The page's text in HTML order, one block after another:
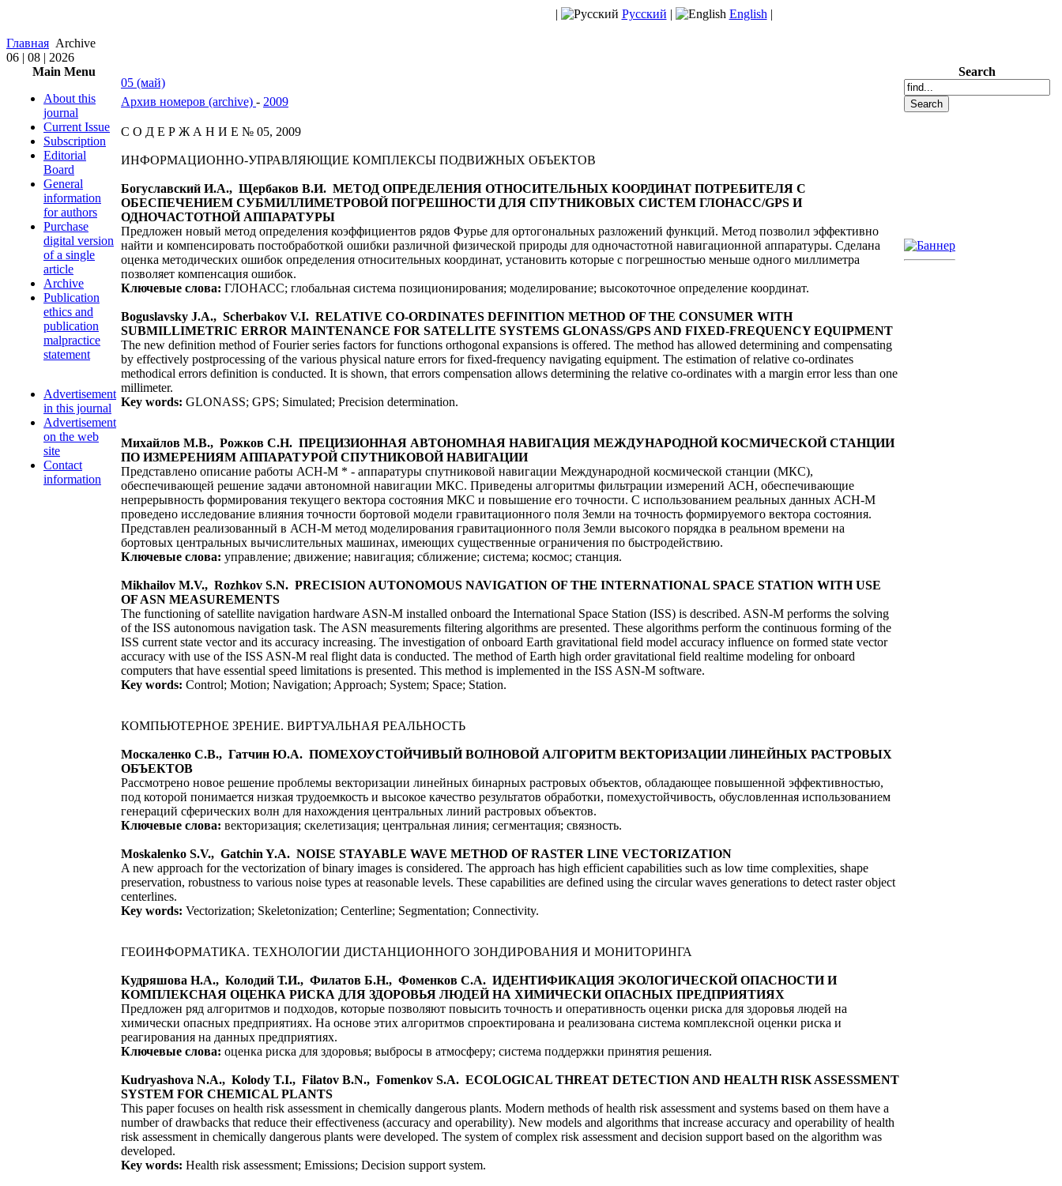
| Русский | English |
Главная Archive
06 | 08 | 2026
Main Menu
About this
journal
Current Issue
Subscription
Editorial
Board
General
information
for authors
Purchase
digital version
of a single
article
Archive
Publication
ethics and
publication
malpractice
statement
Advertisement
in this journal
Advertisement
on the web
site
Contact
information
05 (май)
Архив номеров (archive) - 2009
С О Д Е Р Ж А Н И Е № 05, 2009
ИНФОРМАЦИОННО-УПРАВЛЯЮЩИЕ КОМПЛЕКСЫ ПОДВИЖНЫХ ОБЪЕКТОВ
Богуславский И.А., Щербаков В.И. МЕТОД ОПРЕДЕЛЕНИЯ ОТНОСИТЕЛЬНЫХ КООРДИНАТ ПОТРЕБИТЕЛЯ С
ОБЕСПЕЧЕНИЕМ СУБМИЛЛИМЕТРОВОЙ ПОГРЕШНОСТИ ДЛЯ СПУТНИКОВЫХ СИСТЕМ ГЛОНАСС/GPS И
ОДНОЧАСТОТНОЙ АППАРАТУРЫ
Предложен новый метод определения коэффициентов рядов Фурье для ортогональных разложений функций. Метод позволил эффективно
найти и компенсировать постобработкой ошибки различной физической природы для одночастотной навигационной аппаратуры. Сделана
оценка методических ошибок определения относительных координат, установить которые с погрешностью меньше одного миллиметра
позволяет компенсация ошибок.
Ключевые слова: ГЛОНАСС; глобальная система позиционирования; моделирование; высокоточное определение координат.
Boguslavsky J.A., Scherbakov V.I. RELATIVE CO-ORDINATES DEFINITION METHOD OF THE CONSUMER WITH
SUBMILLIMETRIC ERROR MAINTENANCE FOR SATELLITE SYSTEMS GLONASS/GPS AND FIXED-FREQUENCY EQUIPMENT
The new definition method of Fourier series factors for functions orthogonal expansions is offered. The method has allowed determining and compensating
by effectively postprocessing of the various physical nature errors for fixed-frequency navigating equipment. The estimation of relative co-ordinates
methodical errors definition is conducted. It is shown, that errors compensation allows determining the relative co-ordinates with a margin error less than one
millimeter.
Key words: GLONASS; GPS; Simulated; Precision determination.
Михайлов М.В., Рожков С.Н. ПРЕЦИЗИОННАЯ АВТОНОМНАЯ НАВИГАЦИЯ МЕЖДУНАРОДНОЙ КОСМИЧЕСКОЙ СТАНЦИИ
ПО ИЗМЕРЕНИЯМ АППАРАТУРОЙ СПУТНИКОВОЙ НАВИГАЦИИ
Представлено описание работы АСН-М * - аппаратуры спутниковой навигации Международной космической станции (МКС),
обеспечивающей решение задачи автономной навигации МКС. Приведены алгоритмы фильтрации измерений АСН, обеспечивающие
непрерывность формирования текущего вектора состояния МКС и повышение его точности. С использованием реальных данных АСН-М
проведено исследование влияния точности бортовой модели гравитационного поля Земли на точность формируемого вектора состояния.
Представлен реализованный в АСН-М метод моделирования гравитационного поля Земли высокого порядка в реальном времени на
бортовых центральных вычислительных машинах, имеющих существенные ограничения по быстродействию.
Ключевые слова: управление; движение; навигация; сближение; система; космос; станция.
Mikhailov M.V., Rozhkov S.N. PRECISION AUTONOMOUS NAVIGATION OF THE INTERNATIONAL SPACE STATION WITH USE
OF ASN MEASUREMENTS
The functioning of satellite navigation hardware ASN-M installed onboard the International Space Station (ISS) is described. ASN-M performs the solving
of the ISS autonomous navigation task. The ASN measurements filtering algorithms are presented. These algorithms perform the continuous forming of the
ISS current state vector and its accuracy increasing. The investigation of onboard Earth gravitational field model accuracy influence on formed state vector
accuracy with use of the ISS ASN-M real flight data is conducted. The method of Earth high order gravitational field realtime modeling for onboard
computers that have essential speed limitations is presented. This method is implemented in the ISS ASN-M software.
Key words: Сontrol; Motion; Navigation; Approach; System; Space; Station.
КОМПЬЮТЕРНОЕ ЗРЕНИЕ. ВИРТУАЛЬНАЯ РЕАЛЬНОСТЬ
Москаленко C.В., Гатчин Ю.А. ПОМЕХОУСТОЙЧИВЫЙ ВОЛНОВОЙ АЛГОРИТМ ВЕКТОРИЗАЦИИ ЛИНЕЙНЫХ РАСТРОВЫХ
ОБЪЕКТОВ
Рассмотрено новое решение проблемы векторизации линейных бинарных растровых объектов, обладающее повышенной эффективностью,
под которой понимается низкая трудоемкость и высокое качество результатов обработки, помехустойчивость, обусловленная использованием
генераций сферических волн для нахождения центральных линий растровых объектов.
Ключевые слова: векторизация; скелетизация; центральная линия; сегментация; связность.
Moskalenko S.V., Gatchin Y.A. NOISE STAYABLE WAVE METHOD OF RASTER LINE VECTORIZATION
A new approach for the vectorization of binary images is considered. The approach has high efficient capabilities such as low time complexities, shape
preservation, robustness to various noise types at reasonable levels. These capabilities are defined using the circular waves generations to detect raster object
centerlines.
Key words: Vectorization; Skeletonization; Centerline; Segmentation; Connectivity.
ГЕОИНФОРМАТИКА. ТЕХНОЛОГИИ ДИСТАНЦИОННОГО ЗОНДИРОВАНИЯ И МОНИТОРИНГА
Кудряшова Н.А., Колодий Т.И., Филатов Б.Н., Фоменков С.А. ИДЕНТИФИКАЦИЯ ЭКОЛОГИЧЕСКОЙ ОПАСНОСТИ И
КОМПЛЕКСНАЯ ОЦЕНКА РИСКА ДЛЯ ЗДОРОВЬЯ ЛЮДЕЙ НА ХИМИЧЕСКИ ОПАСНЫХ ПРЕДПРИЯТИЯХ
Предложен ряд алгоритмов и подходов, которые позволяют повысить точность и оперативность оценки риска для здоровья людей на
химически опасных предприятиях. На основе этих алгоритмов спроектирована и реализована система комплексной оценки риска и
реагирования на данных предприятиях.
Ключевые слова: оценка риска для здоровья; выбросы в атмосферу; система поддержки принятия решения.
Kudryashova N.A., Kolody T.I., Filatov B.N., Fomenkov S.A. ECOLOGICAL THREAT DETECTION AND HEALTH RISK ASSESSMENT
SYSTEM FOR CHEMICAL PLANTS
This paper focuses on health risk assessment in chemically dangerous plants. Modern methods of health risk assessment and systems based on them have a
number of drawbacks that reduce their effectiveness (accuracy and operability). New models and algorithms that increase accuracy and operability of health
risk assessment in chemically dangerous plants were developed. The system of complex risk assessment and decision support based on the algorithm was
developed.
Key words: Health risk assessment; Emissions; Decision support system.
Search